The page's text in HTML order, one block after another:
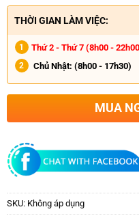
THỜI GIAN LÀM VIỆC:
Thứ 2 - Thứ 7 (8h00 -
Chủ Nhật: (8h00 - 17h30)
MUA
SKU: Không áp dụng